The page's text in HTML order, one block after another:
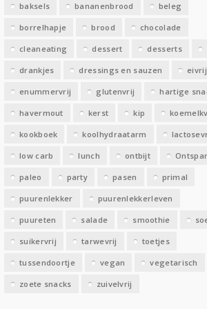
baksels bananenbrood beleg
borrelhapje brood chocolade
cleaneating dessert desserts
drankjes dressings en sauzen eivrij
enummervrij glutenvrij hartige
havermout kerst kip
kookboek koolhydraatarm
low carb lunch ontbijt
paleo party pasen primal
puurenlekker puurenlekkerleven
puureten salade smoothie
suikervrij tarwevrij toetjes
tussendoortje vegan vegetarisch
zoete snacks zuivelvrij